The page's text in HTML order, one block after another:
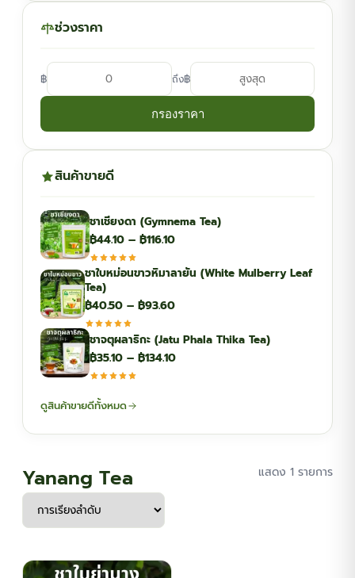
ช่วงราคา
฿ ถึง฿
กรองราคา
สินค้าขายดี
ชาเชียงดา (Gymnema Tea)
฿44.10 – ฿116.10Price
฿44.10
฿116.10
ชาใบหม่อนขาวหิมาลายัน (White Mulberry Leaf
Tea)
฿40.50 – ฿93.60Price
฿40.50
through
ชาจตุผลาธิกะ (Jatu Phala Thika Tea)
฿35.10 – ฿134.10Price
ดูสินค้าขายดีทั้งหมด
Yanang Tea แสดง 1 รายการ